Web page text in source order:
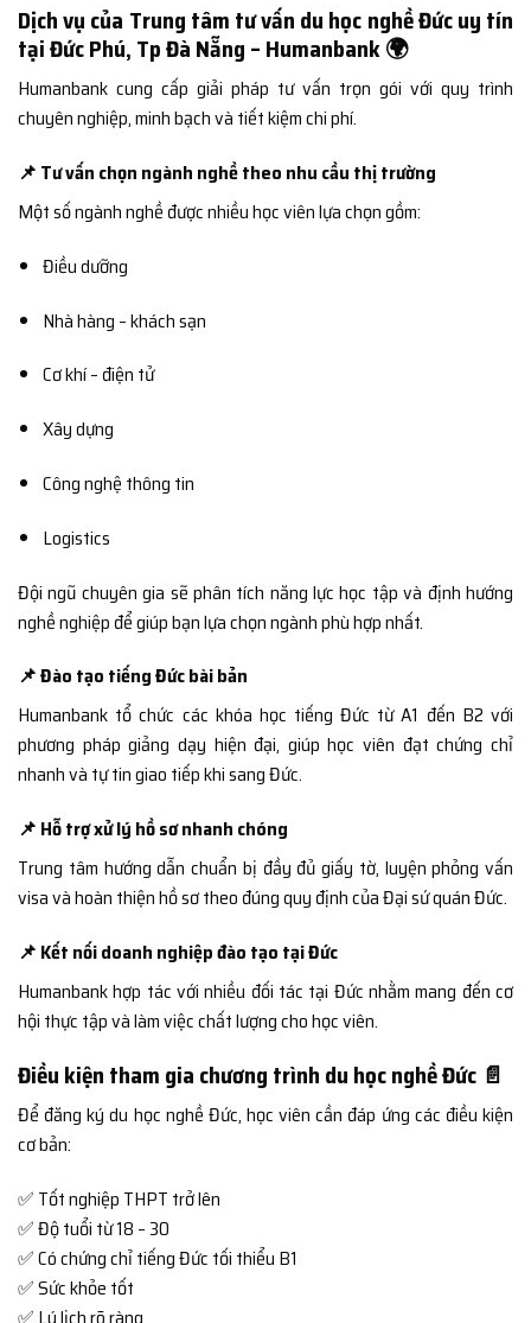
Dịch vụ của Trung tâm tư vấn du học nghề Đức uy tín
tại Đức Phú, Tp Đà Nẵng – Humanbank 🌍
Humanbank cung cấp giải pháp tư vấn trọn gói với quy trình
chuyên nghiệp, minh bạch và tiết kiệm chi phí.
📌 Tư vấn chọn ngành nghề theo nhu cầu thị trường
Một số ngành nghề được nhiều học viên lựa chọn gồm:
Điều dưỡng
Nhà hàng – khách sạn
Cơ khí – điện tử
Xây dựng
Công nghệ thông tin
Logistics
Đội ngũ chuyên gia sẽ phân tích năng lực học tập và định hướng
nghề nghiệp để giúp bạn lựa chọn ngành phù hợp nhất.
📌 Đào tạo tiếng Đức bài bản
Humanbank tổ chức các khóa học tiếng Đức từ A1 đến B2 với
phương pháp giảng dạy hiện đại, giúp học viên đạt chứng chỉ
nhanh và tự tin giao tiếp khi sang Đức.
📌 Hỗ trợ xử lý hồ sơ nhanh chóng
Trung tâm hướng dẫn chuẩn bị đầy đủ giấy tờ, luyện phỏng vấn
visa và hoàn thiện hồ sơ theo đúng quy định của Đại sứ quán Đức.
📌 Kết nối doanh nghiệp đào tạo tại Đức
Humanbank hợp tác với nhiều đối tác tại Đức nhằm mang đến cơ
hội thực tập và làm việc chất lượng cho học viên.
Điều kiện tham gia chương trình du học nghề Đức 📄
Để đăng ký du học nghề Đức, học viên cần đáp ứng các điều kiện
cơ bản:
✅ Tốt nghiệp THPT trở lên
✅ Độ tuổi từ 18 – 30
✅ Có chứng chỉ tiếng Đức tối thiểu B1
✅ Sức khỏe tốt